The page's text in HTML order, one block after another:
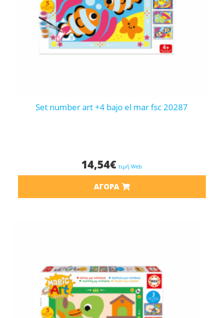
set number art +4 bajo el mar fsc 20287
14,54€ τιμή Web
ΑΓΟΡΆ